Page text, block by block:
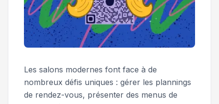
Les salons modernes font face à de
nombreux défis uniques : gérer les plannings
de rendez-vous, présenter des menus de